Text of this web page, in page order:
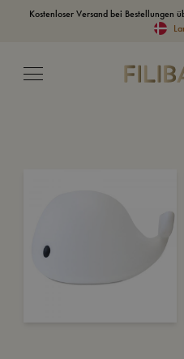
Kostenloser Versand bei Bestellungen